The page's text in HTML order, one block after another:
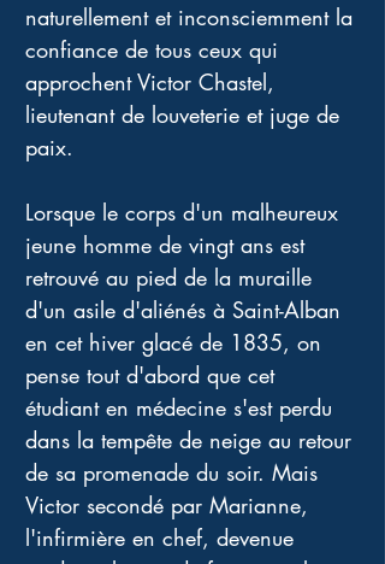
naturellement et inconsciemment la
confiance de tous ceux qui
approchent Victor Chastel,
lieutenant de louveterie et juge de
paix.
Lorsque le corps d'un malheureux
jeune homme de vingt ans est
retrouvé au pied de la muraille
d'un asile d'aliénés à Saint-Alban
en cet hiver glacé de 1835, on
pense tout d'abord que cet
étudiant en médecine s'est perdu
dans la tempête de neige au retour
de sa promenade du soir. Mais
Victor secondé par Marianne,
l'infirmière en chef, devenue